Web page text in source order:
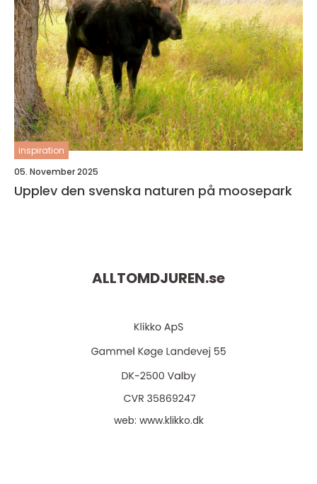
inspiration
05. November 2025
Upplev den svenska naturen på moosepark
ALLTOMDJUREN.se
web: www.klikko.dk